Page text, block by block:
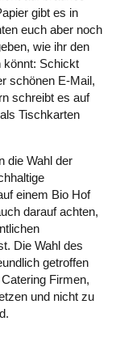
gibt es in
euch aber noch
wie ihr den
könnt: Schickt
schönen E-Mail,
schreibt es auf
Tischkarten
die Wahl der
einem Bio Hof
darauf achten,
Die Wahl des
getroffen
Firmen,
und nicht zu